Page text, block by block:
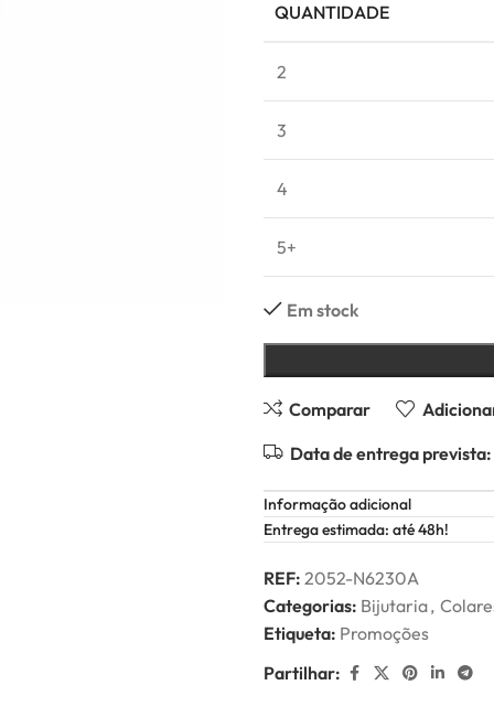
QUANTIDADE
2
3
4
5+
Em stock
Comparar
Data de entrega prevista:
Informação adicional
Entrega estimada: até 48h!
REF: 2052-N6230A
Categorias: Bijutaria,
Etiqueta: Promoções
Partilhar: